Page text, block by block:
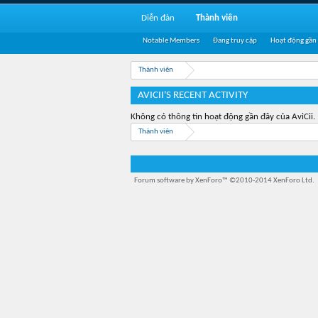
Thành viên
AVICII'S RECENT ACTIVITY
Không có thông tin hoạt động gần đây của AviCii.
Thành viên
Diễn đàn Thành viên
Notable Members Đang truy cập Hoạt động gần
Forum software by XenForo™ ©2010-2014 XenForo Ltd.